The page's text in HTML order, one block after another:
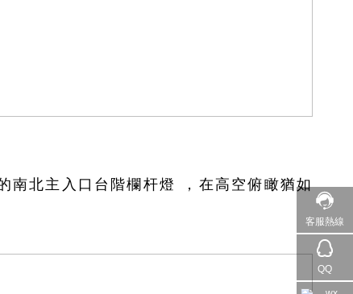
客服熱線
QQ
北主入口台階欄杆燈，在高空俯瞰猶如